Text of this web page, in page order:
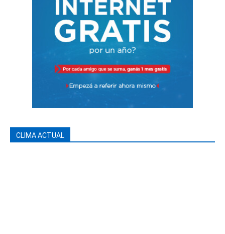
CLIMA ACTUAL